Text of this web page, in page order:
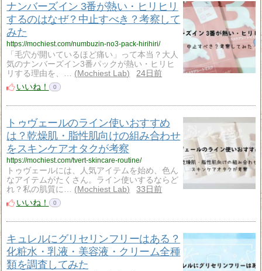
ナンバーズイン 3番が熱い・ヒリヒリ
するのはなぜ？中止すべき？考察して
みた
https://mochiest.com/numbuzin-no3-pack-hirihiri/
「毛穴が開いているほど痛い」って本当？大人
気のナンバーズイン3番パックが熱い・ヒリヒ
リする理由を、…
Mochiest Lab
24日前
いいね！
0
トゥヴェールのライン使いおすすめ
は？乾燥肌・脂性肌向けの組み合わせ
をスキンケアオタクが考察
https://mochiest.com/tvert-skincare-routine/
トゥヴェールには、人気アイテムを始め、色ん
なアイテムがたくさん。ライン使いするならど
れ？私の肌質に…
Mochiest Lab
33日前
いいね！
0
キュレルにグリセリンフリーはある？
化粧水・乳液・美容液・クリーム全種
類を調査してみた